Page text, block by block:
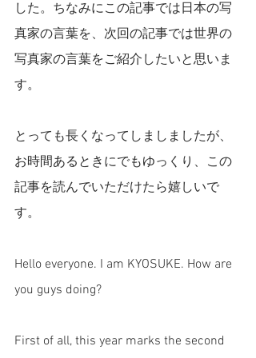
した。ちなみにこの記事では日本の写
真家の言葉を、次回の記事では世界の
写真家の言葉をご紹介したいと思いま
す。
とっても長くなってしましましたが、
お時間あるときにでもゆっくり、この
記事を読んでいただけたら嬉しいで
す。
Hello everyone. I am KYOSUKE. How are
you guys doing?
First of all, this year marks the second